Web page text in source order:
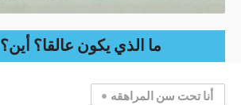
ما الذي يكون عالقا؟ أين؟
أنا تحت سن المراهقه